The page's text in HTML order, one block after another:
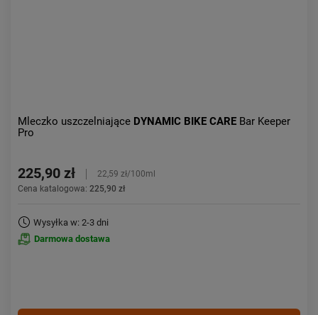
Mleczko uszczelniające DYNAMIC BIKE CARE Bar Keeper
Pro
225,90 zł
22,59 zł/100ml
Cena katalogowa: 225,90 zł
Wysyłka w: 2-3 dni
Darmowa dostawa